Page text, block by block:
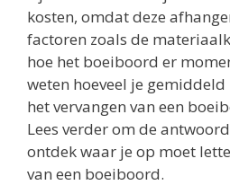
kosten, omdat deze
factoren zoals de
hoe het boeiboord er
weten hoeveel je
het vervangen van een
Lees verder om de
ontdek waar je op moet
van een boeiboord.